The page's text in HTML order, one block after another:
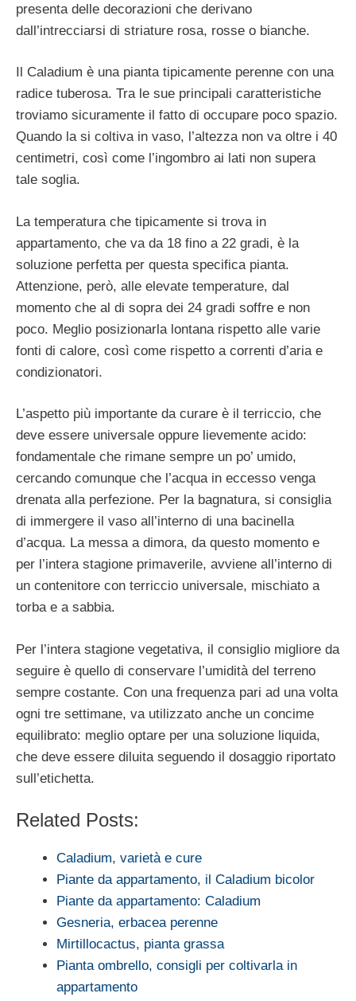
presenta delle decorazioni che derivano
dall’intrecciarsi di striature rosa, rosse o bianche.
Il Caladium è una pianta tipicamente perenne con una
radice tuberosa. Tra le sue principali caratteristiche
troviamo sicuramente il fatto di occupare poco spazio.
Quando la si coltiva in vaso, l’altezza non va oltre i 40
centimetri, così come l’ingombro ai lati non supera
tale soglia.
La temperatura che tipicamente si trova in
appartamento, che va da 18 fino a 22 gradi, è la
soluzione perfetta per questa specifica pianta.
Attenzione, però, alle elevate temperature, dal
momento che al di sopra dei 24 gradi soffre e non
poco. Meglio posizionarla lontana rispetto alle varie
fonti di calore, così come rispetto a correnti d’aria e
condizionatori.
L’aspetto più importante da curare è il terriccio, che
deve essere universale oppure lievemente acido:
fondamentale che rimane sempre un po’ umido,
cercando comunque che l’acqua in eccesso venga
drenata alla perfezione. Per la bagnatura, si consiglia
di immergere il vaso all’interno di una bacinella
d’acqua. La messa a dimora, da questo momento e
per l’intera stagione primaverile, avviene all’interno di
un contenitore con terriccio universale, mischiato a
torba e a sabbia.
Per l’intera stagione vegetativa, il consiglio migliore da
seguire è quello di conservare l’umidità del terreno
sempre costante. Con una frequenza pari ad una volta
ogni tre settimane, va utilizzato anche un concime
equilibrato: meglio optare per una soluzione liquida,
che deve essere diluita seguendo il dosaggio riportato
sull’etichetta.
Related Posts:
Caladium, varietà e cure
Piante da appartamento, il Caladium bicolor
Piante da appartamento: Caladium
Gesneria, erbacea perenne
Mirtillocactus, pianta grassa
Pianta ombrello, consigli per coltivarla in
appartamento